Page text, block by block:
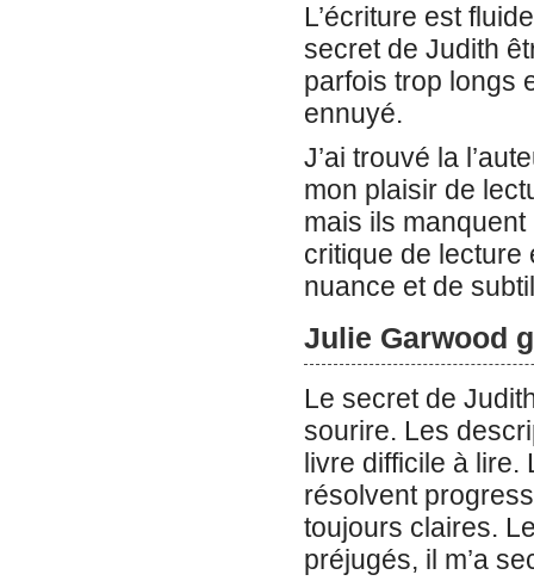
L’écriture est
secret de Judith
parfois trop longs
ennuyé.
J’ai trouvé la
mon plaisir de
mais ils
critique de lecture
nuance et de
Julie Garwood
Le secret de
sourire. Les
livre difficile à lire.
résolvent
toujours claires.
préjugés, il m’a